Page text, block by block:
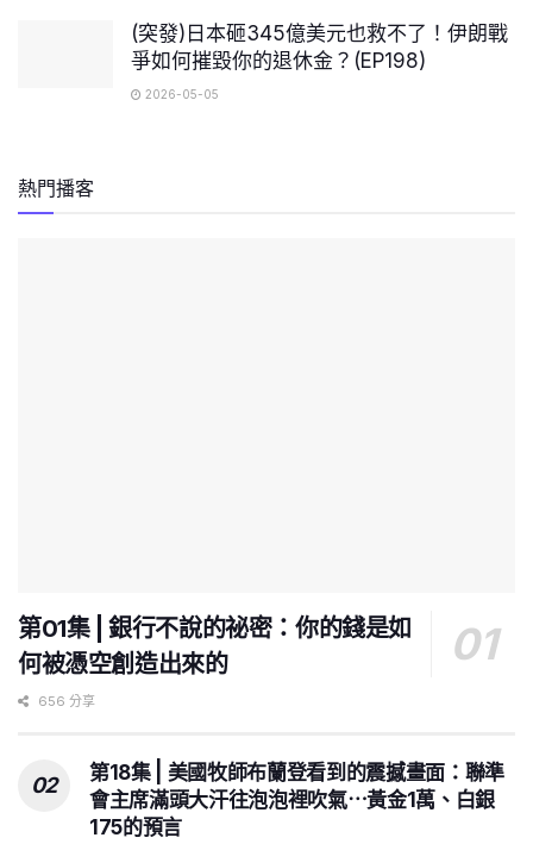
(突發)日本砸345億美元也救不了！伊朗戰
爭如何摧毀你的退休金？(EP198)
2026-05-05
熱門播客
第01集 | 銀行不說的祕密：你的錢是如
何被憑空創造出來的
656 分享
第18集 | 美國牧師布蘭登看到的震撼畫面：聯準
會主席滿頭大汗往泡泡裡吹氣⋯黃金1萬、白銀
175的預言